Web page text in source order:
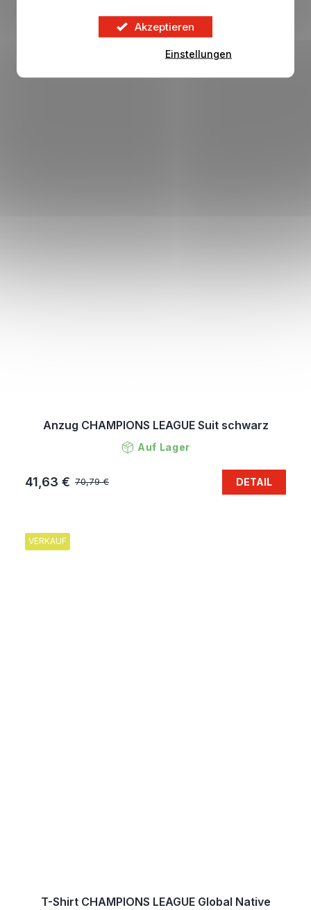
Akzeptieren
Einstellungen
Anzug CHAMPIONS LEAGUE Suit schwarz
Auf Lager
70,79 €
41,63 € DETAIL
VERKAUF
T-Shirt CHAMPIONS LEAGUE Global Native